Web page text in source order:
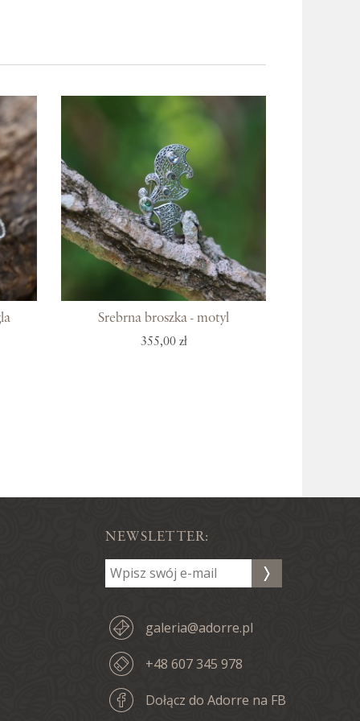
Srebrna broszka - motyl
355,00 zł
NEWSLETTER:
galeria@adorre.pl
+48 607 345 978
Dołącz do Adorre na FB